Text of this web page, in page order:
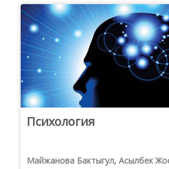
Психология
Майжанова Бактыгул, Асылбек